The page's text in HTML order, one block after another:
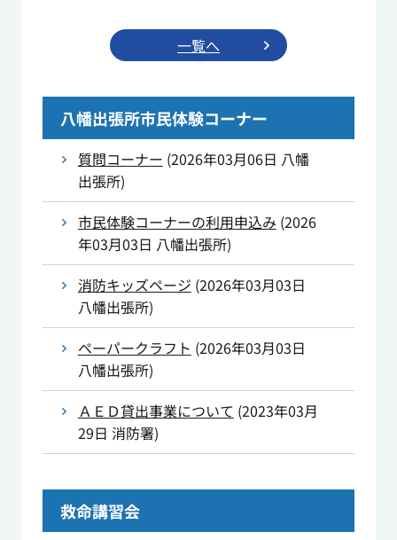
一覧へ
八幡出張所市民体験コーナー
質問コーナー (2026年03月06日 八幡
出張所)
市民体験コーナーの利用申込み (2026
年03月03日 八幡出張所)
消防キッズページ (2026年03月03日
八幡出張所)
ペーパークラフト (2026年03月03日
八幡出張所)
ＡＥＤ貸出事業について (2023年03月
29日 消防署)
救命講習会